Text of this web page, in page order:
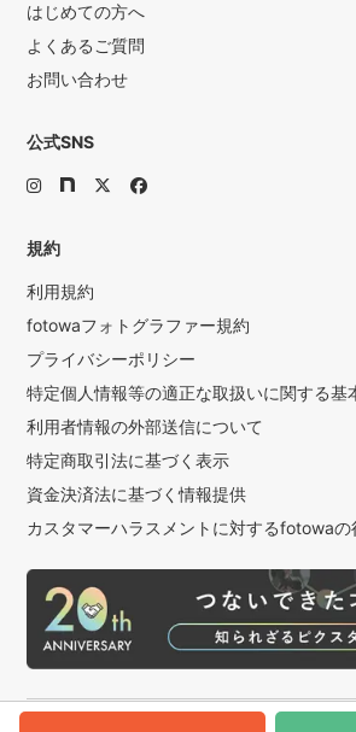
はじめての方へ
よくあるご質問
お問い合わせ
公式SNS
規約
利用規約
fotowaフォトグラファー規約
プライバシーポリシー
特定個人情報等の適正な取扱いに関する基
利用者情報の外部送信について
特定商取引法に基づく表示
資金決済法に基づく情報提供
カスタマーハラスメントに対するfotowaの